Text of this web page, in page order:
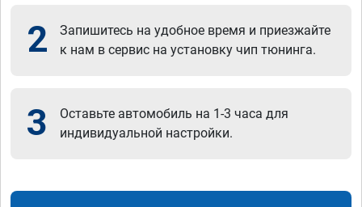
2
Запишитесь на удобное время и приезжайте
к нам в сервис на установку чип тюнинга.
3
Оставьте автомобиль на 1-3 часа для
индивидуальной настройки.